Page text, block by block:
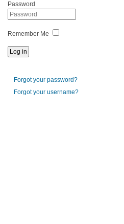
Password
Remember Me
Forgot your password?
Forgot your username?